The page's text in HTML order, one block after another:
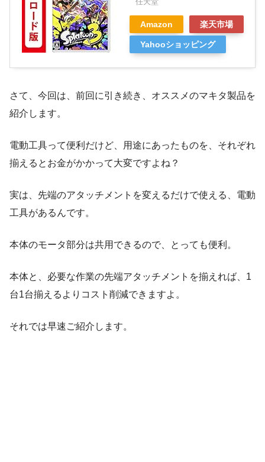
Amazon 楽天市場
Yahooショッピング
さて、今回は、前回に引き続き、オススメのマキタ製品を
紹介します。
電動工具って便利だけど、用途にあったものを、それぞれ
揃えるとお金がかかって大変ですよね？
実は、先端のアタッチメントを変えるだけで使える、電動
工具があるんです。
本体のモータ部分は共用できるので、とっても便利。
本体と、必要な作業の先端アタッチメントを揃えれば、1
台1台揃えるよりコスト削減できますよ。
それでは早速ご紹介します。